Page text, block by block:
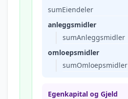
sumEiendeler
anleggsmidler
sumAnleggsmidler
omloepsmidler
sumOmloepsmidler
Egenkapital og Gjeld